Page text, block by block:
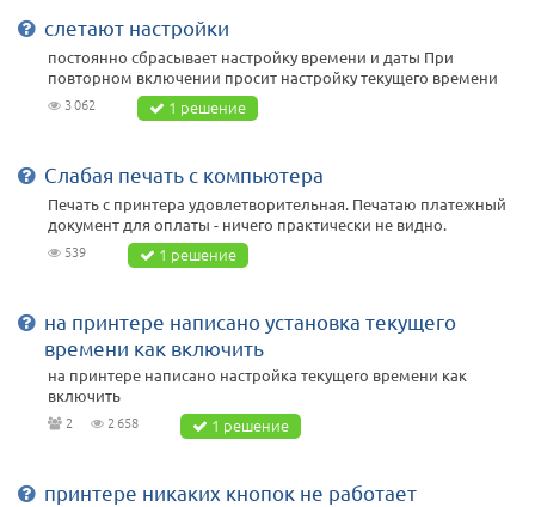
слетают настройки
постоянно сбрасывает настройку времени и даты При
повторном включении просит настройку текущего времени
3 062 1 решение
Слабая печать с компьютера
Печать с принтера удовлетворительная. Печатаю платежный
документ для оплаты - ничего практически не видно.
539 1 решение
на принтере написано установка текущего
времени как включить
на принтере написано настройка текущего времени как
включить
2 2 658 1 решение
принтере никаких кнопок не работает